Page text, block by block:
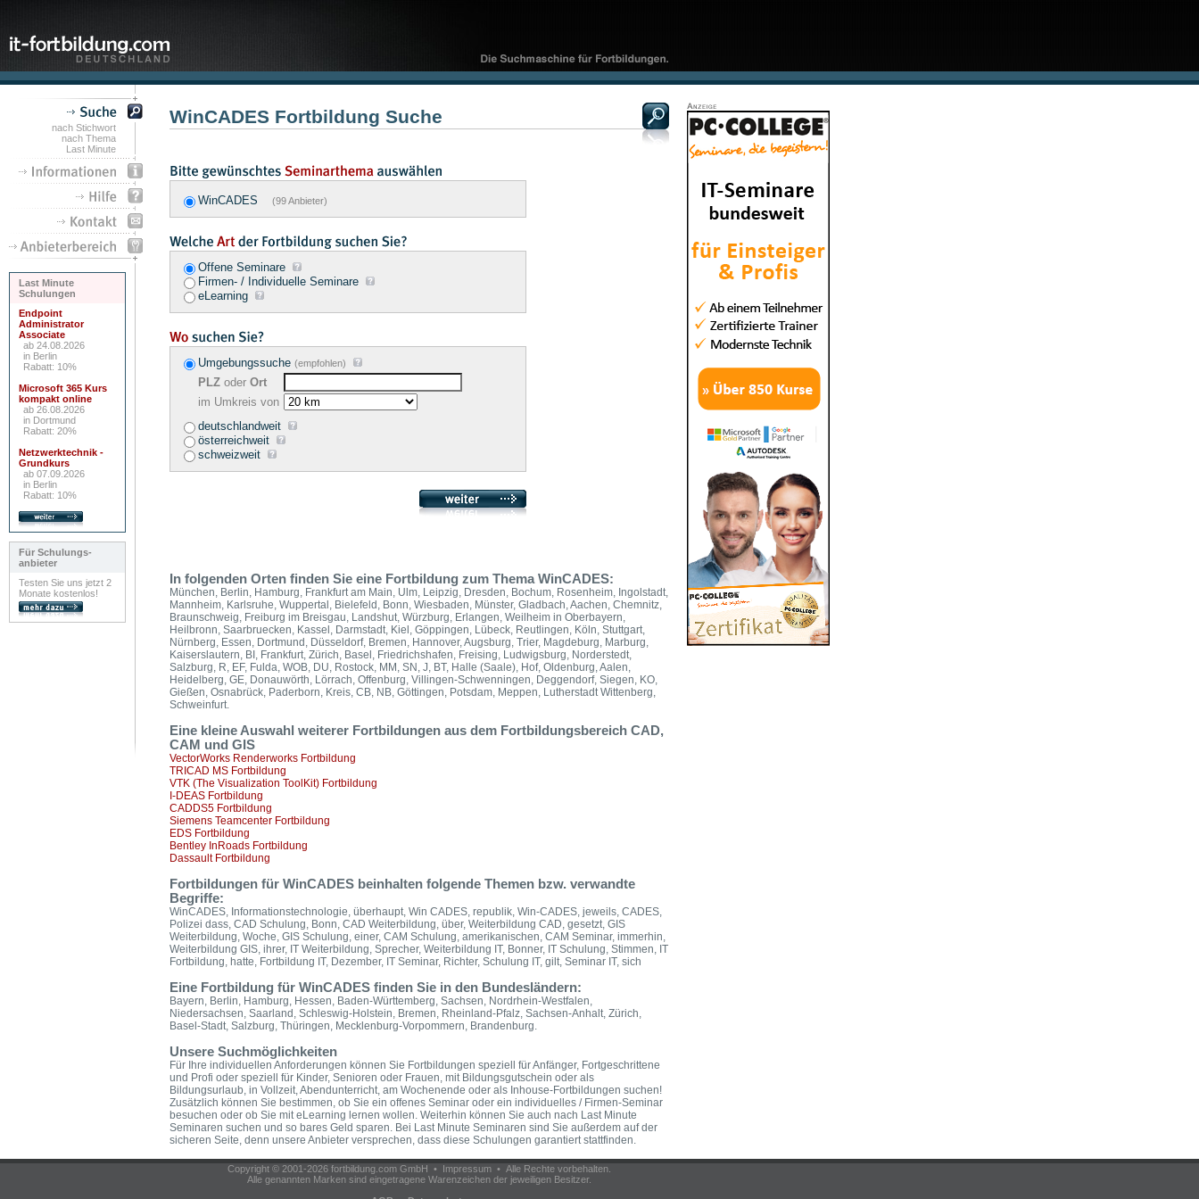
nach Stichwort
nach Thema
Last Minute
Last Minute
Schulungen
Endpoint
Administrator
Associate
ab 24.08.2026
in Berlin
Rabatt: 10%
Microsoft 365 Kurs
kompakt online
ab 26.08.2026
in Dortmund
Rabatt: 20%
Netzwerktechnik -
Grundkurs
ab 07.09.2026
in Berlin
Rabatt: 10%
Für Schulungs-
anbieter
Testen Sie uns jetzt 2
Monate kostenlos!
WinCADES Fortbildung Suche
WinCADES (99 Anbieter)
Offene Seminare
Firmen- / Individuelle Seminare
eLearning
Umgebungssuche (empfohlen)
PLZ oder Ort
im Umkreis von
deutschlandweit
österreichweit
schweizweit
In folgenden Orten finden Sie eine Fortbildung zum Thema WinCADES:
München, Berlin, Hamburg, Frankfurt am Main, Ulm, Leipzig, Dresden, Bochum, Rosenheim, Ingolstadt,
Mannheim, Karlsruhe, Wuppertal, Bielefeld, Bonn, Wiesbaden, Münster, Gladbach, Aachen, Chemnitz,
Braunschweig, Freiburg im Breisgau, Landshut, Würzburg, Erlangen, Weilheim in Oberbayern,
Heilbronn, Saarbruecken, Kassel, Darmstadt, Kiel, Göppingen, Lübeck, Reutlingen, Köln, Stuttgart,
Nürnberg, Essen, Dortmund, Düsseldorf, Bremen, Hannover, Augsburg, Trier, Magdeburg, Marburg,
Kaiserslautern, BI, Frankfurt, Zürich, Basel, Friedrichshafen, Freising, Ludwigsburg, Norderstedt,
Salzburg, R, EF, Fulda, WOB, DU, Rostock, MM, SN, J, BT, Halle (Saale), Hof, Oldenburg, Aalen,
Heidelberg, GE, Donauwörth, Lörrach, Offenburg, Villingen-Schwenningen, Deggendorf, Siegen, KO,
Gießen, Osnabrück, Paderborn, Kreis, CB, NB, Göttingen, Potsdam, Meppen, Lutherstadt Wittenberg,
Schweinfurt.
Eine kleine Auswahl weiterer Fortbildungen aus dem Fortbildungsbereich CAD,
CAM und GIS
VectorWorks Renderworks Fortbildung
TRICAD MS Fortbildung
VTK (The Visualization ToolKit) Fortbildung
I-DEAS Fortbildung
CADDS5 Fortbildung
Siemens Teamcenter Fortbildung
EDS Fortbildung
Bentley InRoads Fortbildung
Dassault Fortbildung
Fortbildungen für WinCADES beinhalten folgende Themen bzw. verwandte
Begriffe:
WinCADES, Informationstechnologie, überhaupt, Win CADES, republik, Win-CADES, jeweils, CADES,
Polizei dass, CAD Schulung, Bonn, CAD Weiterbildung, über, Weiterbildung CAD, gesetzt, GIS
Weiterbildung, Woche, GIS Schulung, einer, CAM Schulung, amerikanischen, CAM Seminar, immerhin,
Weiterbildung GIS, ihrer, IT Weiterbildung, Sprecher, Weiterbildung IT, Bonner, IT Schulung, Stimmen, IT
Fortbildung, hatte, Fortbildung IT, Dezember, IT Seminar, Richter, Schulung IT, gilt, Seminar IT, sich
Eine Fortbildung für WinCADES finden Sie in den Bundesländern:
Bayern, Berlin, Hamburg, Hessen, Baden-Württemberg, Sachsen, Nordrhein-Westfalen,
Niedersachsen, Saarland, Schleswig-Holstein, Bremen, Rheinland-Pfalz, Sachsen-Anhalt, Zürich,
Basel-Stadt, Salzburg, Thüringen, Mecklenburg-Vorpommern, Brandenburg.
Unsere Suchmöglichkeiten
Für Ihre individuellen Anforderungen können Sie Fortbildungen speziell für Anfänger, Fortgeschrittene
und Profi oder speziell für Kinder, Senioren oder Frauen, mit Bildungsgutschein oder als
Bildungsurlaub, in Vollzeit, Abendunterricht, am Wochenende oder als Inhouse-Fortbildungen suchen!
Zusätzlich können Sie bestimmen, ob Sie ein offenes Seminar oder ein individuelles / Firmen-Seminar
besuchen oder ob Sie mit eLearning lernen wollen. Weiterhin können Sie auch nach Last Minute
Seminaren suchen und so bares Geld sparen. Bei Last Minute Seminaren sind Sie außerdem auf der
sicheren Seite, denn unsere Anbieter versprechen, dass diese Schulungen garantiert stattfinden.
Copyright © 2001-2026 fortbildung.com GmbH • Impressum • Alle Rechte vorbehalten.
Alle genannten Marken sind eingetragene Warenzeichen der jeweiligen Besitzer.